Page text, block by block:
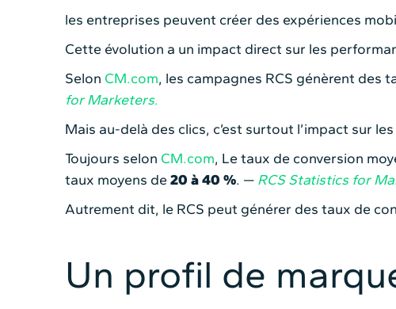
les entreprises peuvent créer des expériences
Cette évolution a un impact direct sur les
Selon CM.com, les campagnes RCS génèrent des
for Marketers.
Mais au-delà des clics, c’est surtout l’impact sur
Toujours selon CM.com, Le taux de conversion
taux moyens de 20 à 40 %. — RCS Statistics for
Autrement dit, le RCS peut générer des taux de
Un profil de